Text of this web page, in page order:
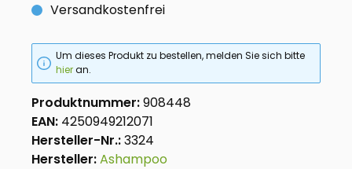
Versandkostenfrei
Um dieses Produkt zu bestellen, melden Sie sich bitte
hieran.
Produktnummer:908448
EAN: 4250949212071
Hersteller-Nr.:3324
Hersteller:Ashampoo